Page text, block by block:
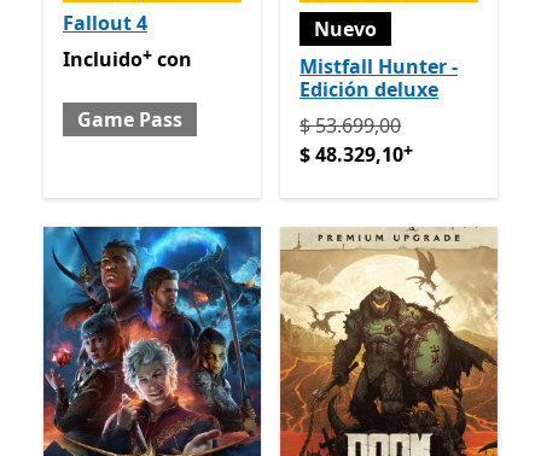
Fallout 4
Incluido con Game Pass
Ofrece compras dentro de
Incluido+ con
Game Pass
Nuevo
Mistfall Hunter -
Edición deluxe
Originalmente $
$ 53.699,00
$ 48.329,10+